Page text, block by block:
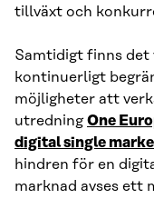
tillväxt och
Samtidigt finns det
kontinuerligt
möjligheter att
utredningOne
digital single
hindren för en
marknad avses ett